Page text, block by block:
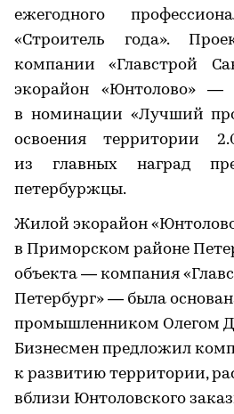
ежегодного
«Строитель года».
компании «Главстрой
экорайон «Юнтолово» —
в номинации «Лучший
освоения территории
из главных наград
петербуржцы.
Жилой экорайон
в Приморском районе
объекта — компания
Петербург» — была
промышленником Олегом
Бизнесмен предложил
к развитию территории,
вблизи Юнтоловского